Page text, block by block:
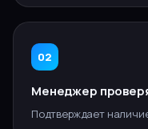
02
Менеджер
Подтверждает